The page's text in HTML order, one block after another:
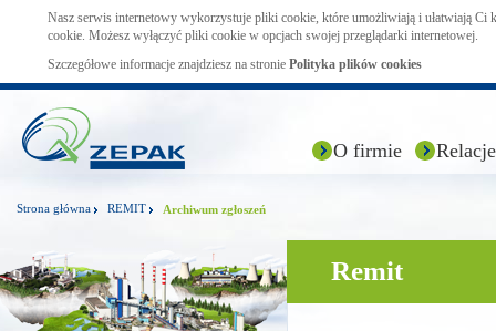
Nasz serwis internetowy wykorzystuje pliki cookie, które umożliwiają i ułatwiają Ci
cookie. Możesz wyłączyć pliki cookie w opcjach swojej przeglądarki internetowej.
Szczegółowe informacje znajdziesz na stronie Polityka plików cookies
O firmie
Strona główna REMIT Archiwum zgłoszeń
Remit